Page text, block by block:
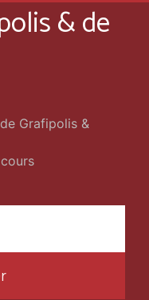
& de
Grafipolis &